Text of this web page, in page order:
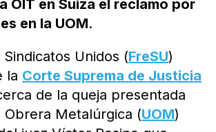
OIT en Suiza el reclamo por
en la UOM.
Unidos (FreSU)
la Corte Suprema de Justicia
de la queja presentada
Obrera Metalúrgica (UOM)